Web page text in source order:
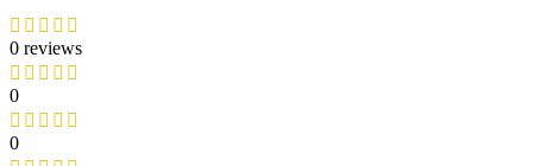
0 reviews
0
0